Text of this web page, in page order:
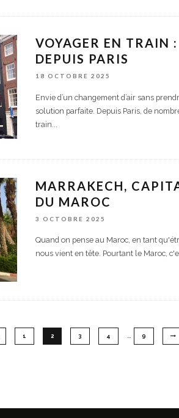
VOYAGER EN TRAIN
DEPUIS PARIS
18 OCTOBRE 2025
Envie d’un changement d’air sans
solution parfaite. Depuis Paris, de
train
MARRAKECH,
DU MAROC
3 OCTOBRE 2025
Quand on pense au Maroc, en tant
nous vient en tête. Pourtant le Maroc,
1 2 3 4 9